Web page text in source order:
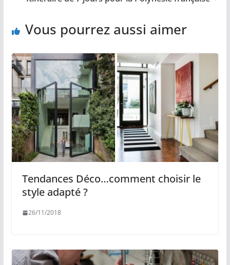
Vous pourrez aussi aimer
Tendances Déco…comment choisir le
style adapté ?
26/11/2018